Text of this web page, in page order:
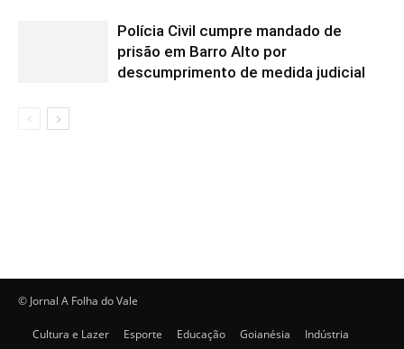
Polícia Civil cumpre mandado de
prisão em Barro Alto por
descumprimento de medida judicial
© Jornal A Folha do Vale
Cultura e Lazer Esporte Educação Goianésia
Indústria